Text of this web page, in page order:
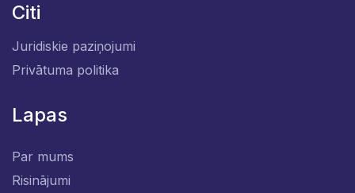
Citi
Juridiskie paziņojumi
Privātuma politika
Lapas
Par mums
Risinājumi